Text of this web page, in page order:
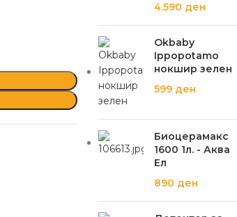
4.590 ден
Okbaby
Ippopotamo
нокшир зелен
599 ден
Биоцерамакс
1600 1л. - Аква
Ел
890 ден